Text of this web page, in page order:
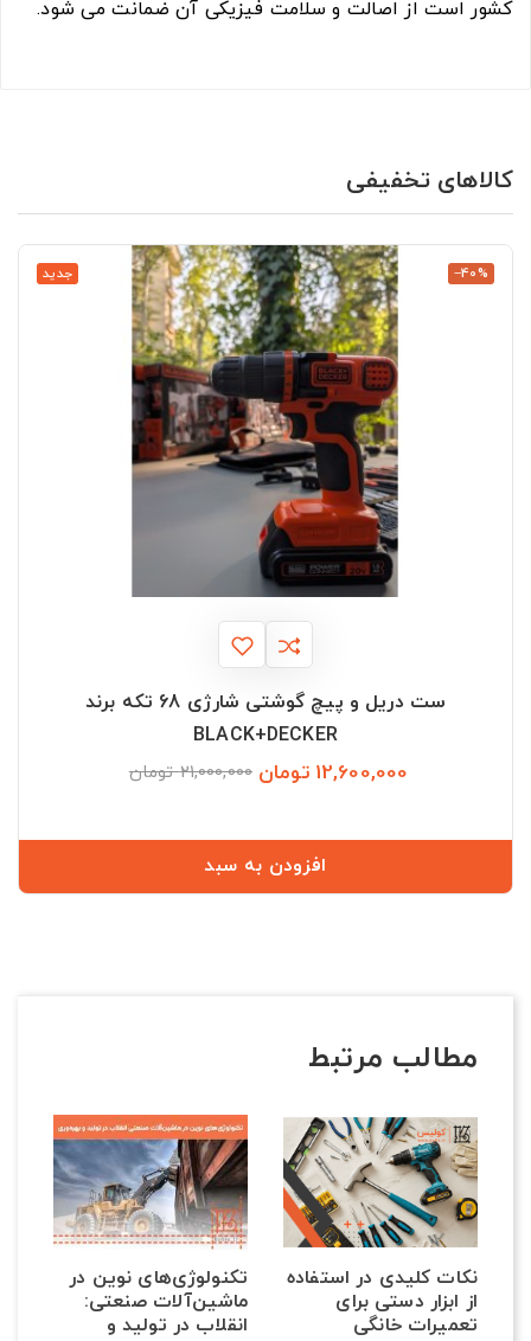
کشور است از اصالت و سلامت فیزیکی آن ضمانت می شود.
کالاهای تخفیفی
جدید ‎−40%
ست دریل و پیچ گوشتی شارژی 68 تکه برند
BLACK+DECKER
12,600,000 تومان 21,000,000 تومان
افزودن به سبد
مطالب مرتبط
تکنولوژی‌های نوین در
ماشین‌آلات صنعتی:
انقلاب در تولید و
نکات کلیدی در استفاده
از ابزار دستی برای
تعمیرات خانگی